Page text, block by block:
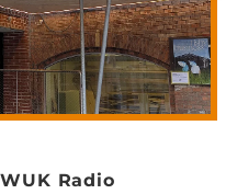
Radio